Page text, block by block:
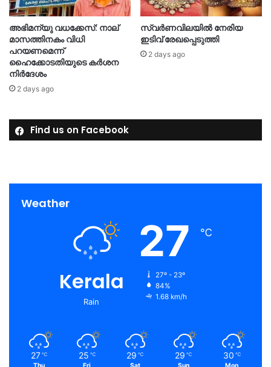
അഭിമന്യു വധക്കേസ്: നാല്
മാസത്തിനകം വിധി
പറയണമെന്ന്
ഹൈക്കോടതിയുടെ കർശന
നിർദേശം
2 days ago
സ്വർണവിലയിൽ നേരിയ
ഇടിവ് രേഖപ്പെടുത്തി
2 days ago
Find us on Facebook
Weather
Kerala
Rain
27 ℃
27º - 23º
84%
1.68 km/h
27 ℃ 25 ℃ 29 ℃ 29 ℃ 30 ℃